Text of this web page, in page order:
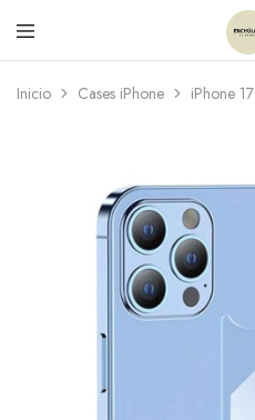
Inicio Cases iPhone iPhone 17